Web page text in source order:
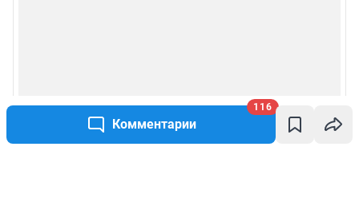
Комментарии
116